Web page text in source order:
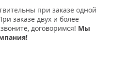
при заказе одной
заказе двух и более
договоримся! Мы